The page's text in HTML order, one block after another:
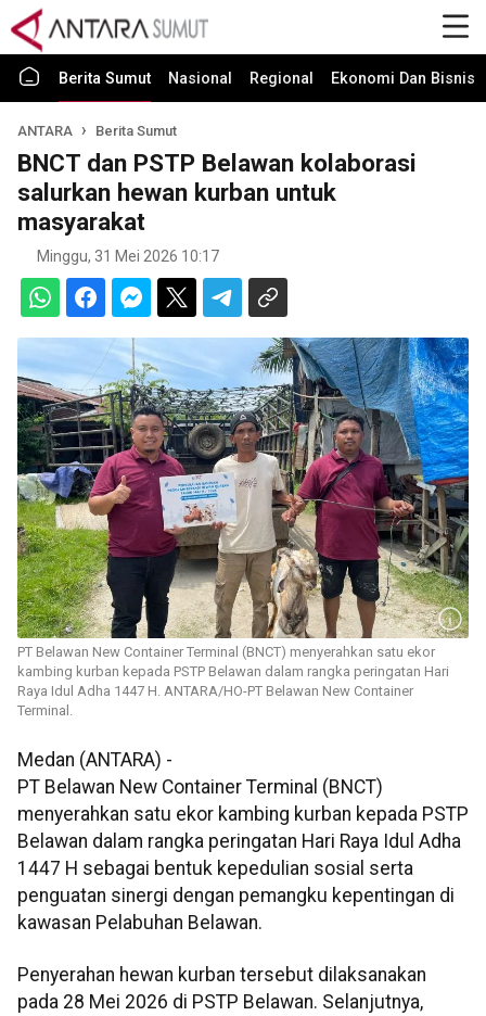
Berita Sumut Nasional Regional Ekonomi Dan Bisnis
ANTARA Berita Sumut
BNCT dan PSTP Belawan kolaborasi
salurkan hewan kurban untuk
masyarakat
Minggu, 31 Mei 2026 10:17
PT Belawan New Container Terminal (BNCT) menyerahkan satu ekor
kambing kurban kepada PSTP Belawan dalam rangka peringatan Hari
Raya Idul Adha 1447 H. ANTARA/HO-PT Belawan New Container
Terminal.
Medan (ANTARA) -
PT Belawan New Container Terminal (BNCT)
menyerahkan satu ekor kambing kurban kepada PSTP
Belawan dalam rangka peringatan Hari Raya Idul Adha
1447 H sebagai bentuk kepedulian sosial serta
penguatan sinergi dengan pemangku kepentingan di
kawasan Pelabuhan Belawan.
Penyerahan hewan kurban tersebut dilaksanakan
pada 28 Mei 2026 di PSTP Belawan. Selanjutnya,